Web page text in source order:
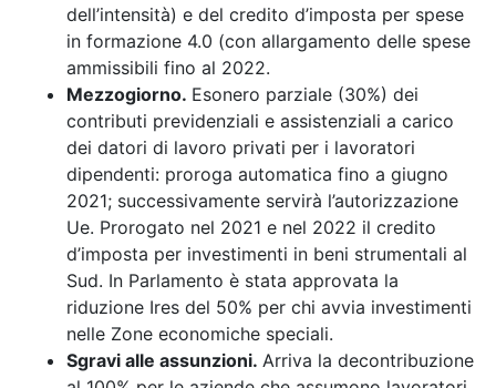
dell’intensità) e del credito d’imposta per spese
in formazione 4.0 (con allargamento delle spese
ammissibili fino al 2022.
Mezzogiorno. Esonero parziale (30%) dei
contributi previdenziali e assistenziali a carico
dei datori di lavoro privati per i lavoratori
dipendenti: proroga automatica fino a giugno
2021; successivamente servirà l’autorizzazione
Ue. Prorogato nel 2021 e nel 2022 il credito
d’imposta per investimenti in beni strumentali al
Sud. In Parlamento è stata approvata la
riduzione Ires del 50% per chi avvia investimenti
nelle Zone economiche speciali.
Sgravi alle assunzioni. Arriva la decontribuzione